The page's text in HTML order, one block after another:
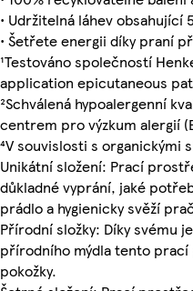
• Udržitelná láhev obsahující
• Šetřete energii díky praní
¹Testováno společností
application epicutaneous
²Schválená hypoalergenní
centrem pro výzkum alergií
⁴V souvislosti s organickými
Unikátní složení: Prací
důkladné vyprání, jaké
prádlo a hygienicky svěží
Přírodní složky: Díky svému
přírodního mýdla tento
pokožky.